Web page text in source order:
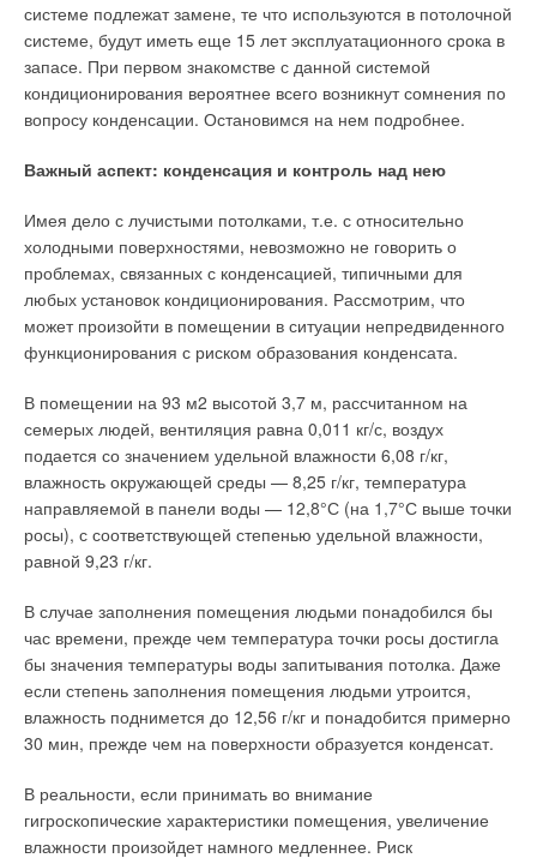
системе подлежат замене, те что используются в потолочной
системе, будут иметь еще 15 лет эксплуатационного срока в
запасе. При первом знакомстве с данной системой
кондиционирования вероятнее всего возникнут сомнения по
вопросу конденсации. Остановимся на нем подробнее.
Важный аспект: конденсация и контроль над нею
Имея дело с лучистыми потолками, т.е. с относительно
холодными поверхностями, невозможно не говорить о
проблемах, связанных с конденсацией, типичными для
любых установок кондиционирования. Рассмотрим, что
может произойти в помещении в ситуации непредвиденного
функционирования с риском образования конденсата.
В помещении на 93 м2 высотой 3,7 м, рассчитанном на
семерых людей, вентиляция равна 0,011 кг/с, воздух
подается со значением удельной влажности 6,08 г/кг,
влажность окружающей среды — 8,25 г/кг, температура
направляемой в панели воды — 12,8°С (на 1,7°С выше точки
росы), с соответствующей степенью удельной влажности,
равной 9,23 г/кг.
В случае заполнения помещения людьми понадобился бы
час времени, прежде чем температура точки росы достигла
бы значения температуры воды запитывания потолка. Даже
если степень заполнения помещения людьми утроится,
влажность поднимется до 12,56 г/кг и понадобится примерно
30 мин, прежде чем на поверхности образуется конденсат.
В реальности, если принимать во внимание
гигроскопические характеристики помещения, увеличение
влажности произойдет намного медленнее. Риск